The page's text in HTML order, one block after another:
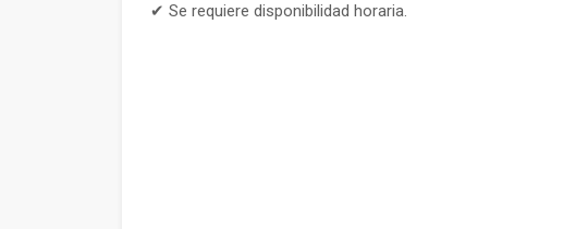
✔ Se requiere disponibilidad horaria.